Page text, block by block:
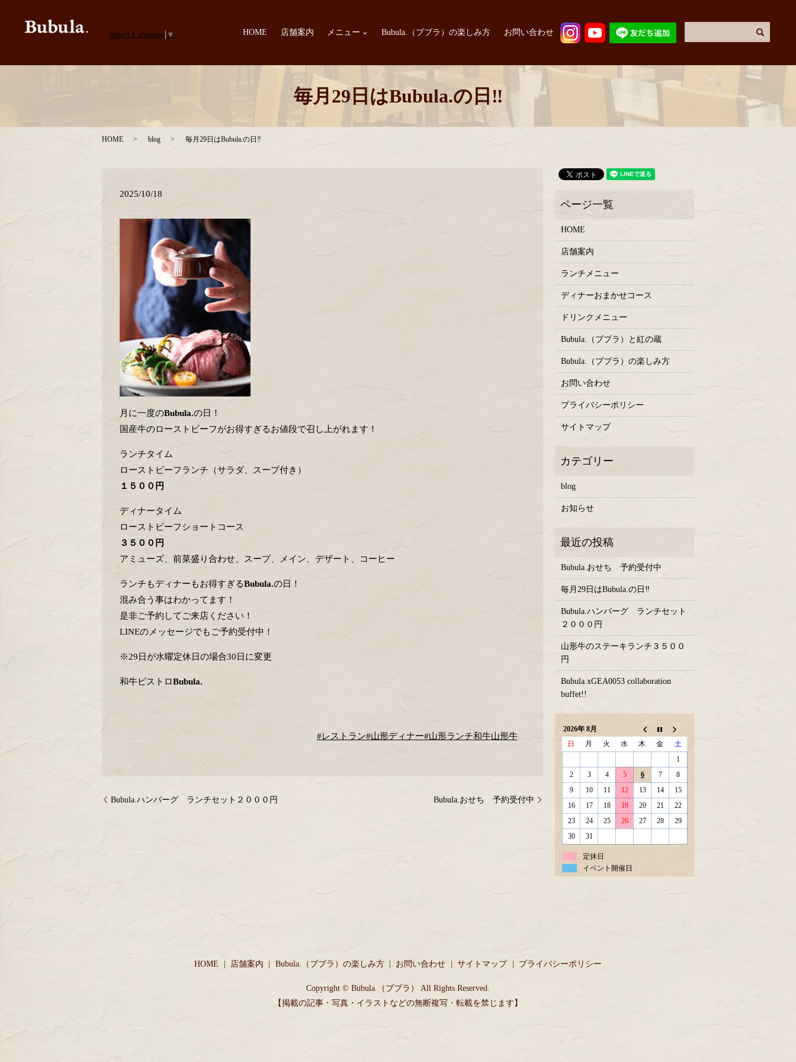
Select Language ▼ HOME 店舗案内 メニュー Bubula.（ブブラ）の楽しみ方 お問い合わせ
毎月29日はBubula.の日‼
HOME blog 毎月29日はBubula.の日‼
2025/10/18
月に一度のBubula.の日！
国産牛のローストビーフがお得すぎるお値段で召し上がれます！
ランチタイム
ローストビーフランチ（サラダ、スープ付き）
１５００円
ディナータイム
ローストビーフショートコース
３５００円
アミューズ、前菜盛り合わせ、スープ、メイン、デザート、コーヒー
ランチもディナーもお得すぎるBubula.の日！
混み合う事はわかってます！
是非ご予約してご来店ください！
LINEのメッセージでもご予約受付中！
※29日が水曜定休日の場合30日に変更
和牛ビストロBubula.
#レストラン#山形ディナー#山形ランチ和牛山形牛
Bubula.ハンバーグ ランチセット２０００円 Bubula.おせち 予約受付中
HOME
店舗案内
ランチメニュー
ディナーおまかせコース
ドリンクメニュー
Bubula.（ブブラ）と紅の蔵
Bubula.（ブブラ）の楽しみ方
お問い合わせ
プライバシーポリシー
サイトマップ
blog
お知らせ
Bubula.おせち 予約受付中
毎月29日はBubula.の日‼
Bubula.ハンバーグ ランチセット
２０００円
山形牛のステーキランチ３５００
円
Bubula.xGEA0053 collaboration
buffet!!
2026年 8月
日
月 火 水 木 金
土
1
2
3 4 5 6 7
8
9
10 11 12 13 14
15
16
17 18 19 20 21
22
23
24 25 26 27 28
29
30
31
定休日
イベント開催日
HOME 店舗案内 Bubula.（ブブラ）の楽しみ方 お問い合わせ サイトマップ プライバシーポリシー
Copyright © Bubula.（ブブラ） All Rights Reserved.
【掲載の記事・写真・イラストなどの無断複写・転載を禁じます】